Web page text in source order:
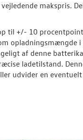
makspris.
til +/- 10
af denne
ladetilstand.
udvider en